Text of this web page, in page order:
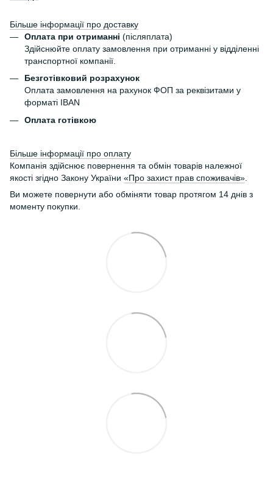
Більше інформації про доставку
Оплата при отриманні (післяплата)
Здійснюйте оплату замовлення при отриманні у відділенні
транспортної компанії.
Безготівковий розрахунок
Оплата замовлення на рахунок ФОП за реквізитами у
форматі IBAN
Оплата готівкою
Більше інформації про оплату
Компанія здійснює повернення та обмін товарів належної
якості згідно Закону України «Про захист прав споживачів».
Ви можете повернути або обміняти товар протягом 14 днів з
моменту покупки.